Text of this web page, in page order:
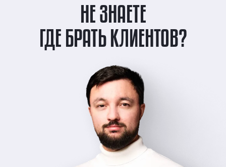
ГДЕ БРАТЬ КЛИЕНТОВ?
НЕ ЗНАЕТЕ